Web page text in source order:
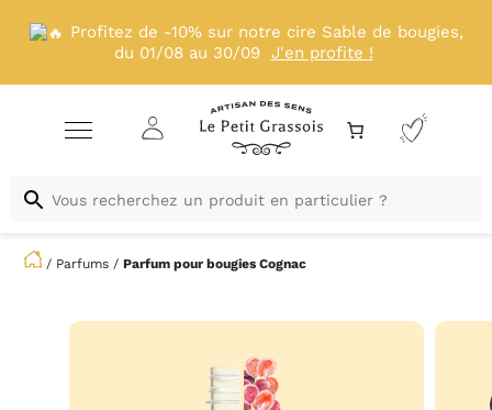
Profitez de -10% sur notre cire Sable de bougies,
du 01/08 au 30/09 J'en profite !
/ Parfums /Parfum pour bougiesCognac